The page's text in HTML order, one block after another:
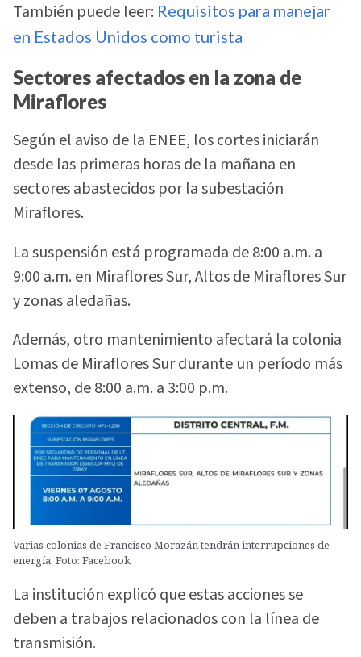
También puede leer: Requisitos para manejar
en Estados Unidos como turista
Sectores afectados en la zona de
Miraflores
Según el aviso de la ENEE, los cortes iniciarán
desde las primeras horas de la mañana en
sectores abastecidos por la subestación
Miraflores.
La suspensión está programada de 8:00 a.m. a
9:00 a.m. en Miraflores Sur, Altos de Miraflores Sur
y zonas aledañas.
Además, otro mantenimiento afectará la colonia
Lomas de Miraflores Sur durante un período más
extenso, de 8:00 a.m. a 3:00 p.m.
Varias colonias de Francisco Morazán tendrán interrupciones de
energía. Foto: Facebook
La institución explicó que estas acciones se
deben a trabajos relacionados con la línea de
transmisión.